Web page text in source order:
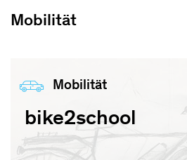
Mobilität
Mobilität
bike2school